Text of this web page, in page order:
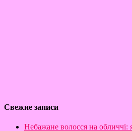
Свежие записи
Небажане волосся на обличчі: